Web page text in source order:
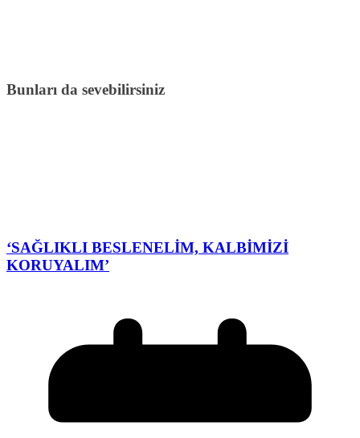
Bunları da sevebilirsiniz
‘SAĞLIKLI BESLENELİM, KALBİMİZİ
KORUYALIM’